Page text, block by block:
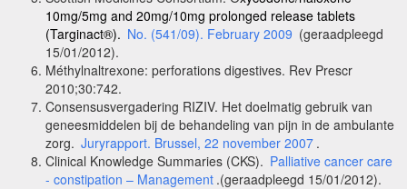
10mg/5mg and 20mg/10mg prolonged release tablets
(Targinact®). No. (541/09). February 2009 (geraadpleegd
15/01/2012).
Méthylnaltrexone: perforations digestives. Rev Prescr
2010;30:742.
Consensusvergadering RIZIV. Het doelmatig gebruik van
geneesmiddelen bij de behandeling van pijn in de ambulante
zorg. Juryrapport. Brussel, 22 november 2007 .
Clinical Knowledge Summaries (CKS). Palliative cancer care
- constipation – Management .(geraadpleegd 15/01/2012).